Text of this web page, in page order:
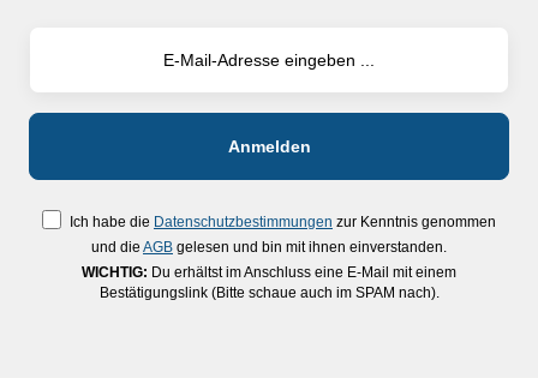
Ich habe die Datenschutzbestimmungen zur Kenntnis genommen
und die AGB gelesen und bin mit ihnen einverstanden.
WICHTIG: Du erhältst im Anschluss eine E-Mail mit einem
Bestätigungslink (Bitte schaue auch im SPAM nach).